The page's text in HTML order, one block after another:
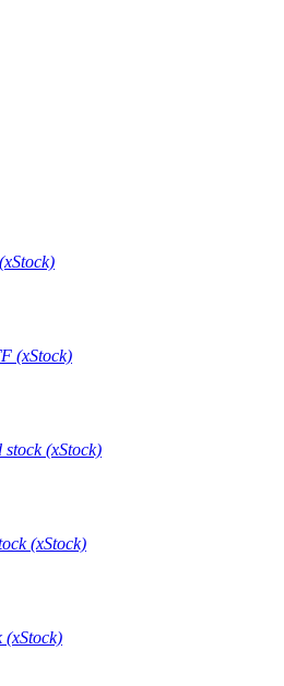
gồm thông tin giao dịch, v.v.
(xStock)
stock (xStock)
(xStock)
(xStock)